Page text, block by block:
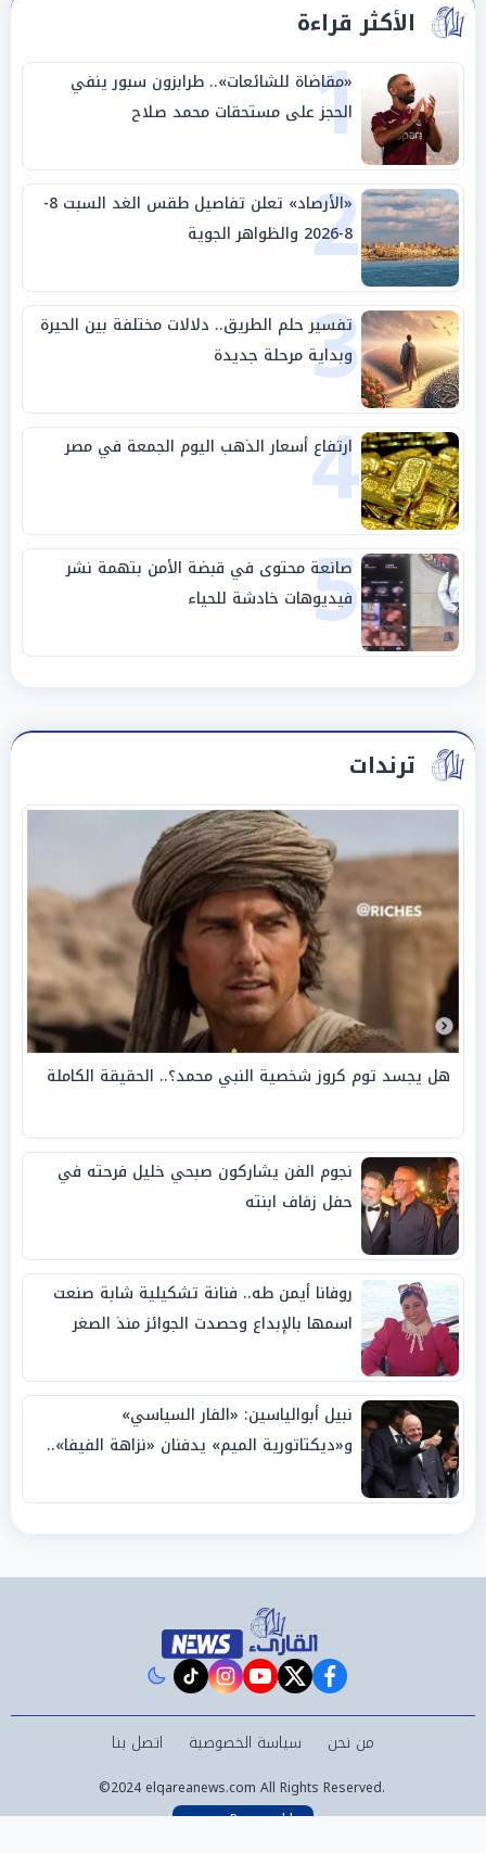
الأكثر قراءة
1
«مقاضاة للشائعات».. طرابزون سبور ينفي
الحجز على مستحقات محمد صلاح
2
«الأرصاد» تعلن تفاصيل طقس الغد السبت 8-
8-2026 والظواهر الجوية
3
تفسير حلم الطريق.. دلالات مختلفة بين الحيرة
وبداية مرحلة جديدة
4
ارتفاع أسعار الذهب اليوم الجمعة في مصر
5
صانعة محتوى في قبضة الأمن بتهمة نشر
فيديوهات خادشة للحياء
ترندات
هل يجسد توم كروز شخصية النبي محمد؟.. الحقيقة الكاملة
نجوم الفن يشاركون صبحي خليل فرحته في
حفل زفاف ابنته
روفانا أيمن طه.. فنانة تشكيلية شابة صنعت
اسمها بالإبداع وحصدت الجوائز منذ الصغر
نبيل أبوالياسين: «الفار السياسي»
و«ديكتاتورية الميم» يدفنان «نزاهة الفيفا»..
facebook
twitter
youtube
instagram
tiktok
من نحن سياسة الخصوصية اتصل بنا
©2024 elqareanews.com All Rights Reserved.
Powered by